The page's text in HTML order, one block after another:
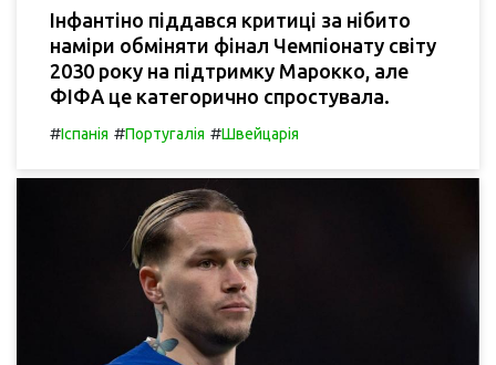
Інфантіно піддався критиці за нібито
наміри обміняти фінал Чемпіонату світу
2030 року на підтримку Марокко, але
ФІФА це категорично спростувала.
#Іспанія #Португалія #Швейцарія